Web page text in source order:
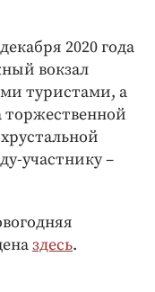
2020 года
вокзал
туристами, а
торжественной
участнику –
здесь.